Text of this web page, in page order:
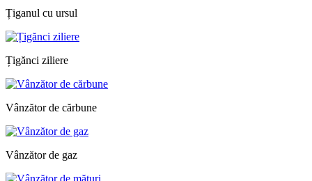
Țiganul cu ursul
Țigănci ziliere
Vânzător de cărbune
Vânzător de gaz